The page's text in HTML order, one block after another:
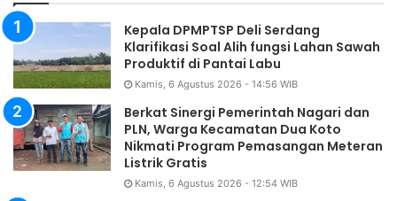
Kepala DPMPTSP Deli Serdang
Klarifikasi Soal Alih fungsi Lahan Sawah
Produktif di Pantai Labu
Kamis, 6 Agustus 2026 - 14:56 WIB
Berkat Sinergi Pemerintah Nagari dan
PLN, Warga Kecamatan Dua Koto
Nikmati Program Pemasangan Meteran
Listrik Gratis
Kamis, 6 Agustus 2026 - 12:54 WIB